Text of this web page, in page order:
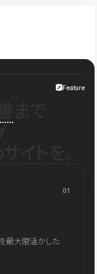
Feature
01
最大限活かした